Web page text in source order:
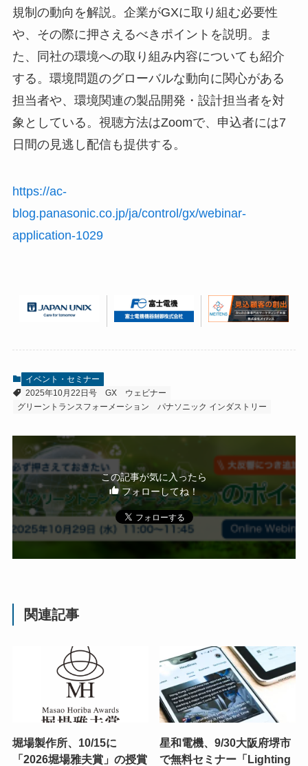
規制の動向を解説。企業がGXに取り組む必要性
や、その際に押さえるべきポイントを説明。ま
た、同社の環境への取り組み内容についても紹介
する。環境問題のグローバルな動向に関心がある
担当者や、環境関連の製品開発・設計担当者を対
象としている。視聴方法はZoomで、申込者には7
日間の見逃し配信も提供する。
https://ac-
blog.panasonic.co.jp/ja/control/gx/webinar-
application-1029
イベント・セミナー
2025年10月22日号
GX
ウェビナー
グリーントランスフォーメーション
パナソニック インダストリー
この記事が気に入ったら
フォローしてね！
関連記事
堀場製作所、10/15に
「2026堀場雅夫賞」の授賞
星和電機、9/30大阪府堺市
で無料セミナー「Lighting